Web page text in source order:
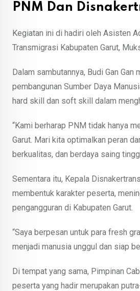
PNM Dan
Kegiatan ini di hadiri oleh Asisten
Transmigrasi Kabupaten Garut,
Dalam sambutannya, Budi Gan
pembangunan Sumber Daya
hard skill dan soft skill dalam
“Kami berharap PNM tidak hanya
Garut. Mari kita optimalkan peran
berkualitas, dan berdaya saing
Sementara itu, Kepala
membentuk karakter peserta,
pengangguran di Kabupaten Garut.
“Saya berpesan untuk para fresh
menjadi manusia unggul dan siap
Di tempat yang sama, Pimpinan
peserta yang hadir merupakan